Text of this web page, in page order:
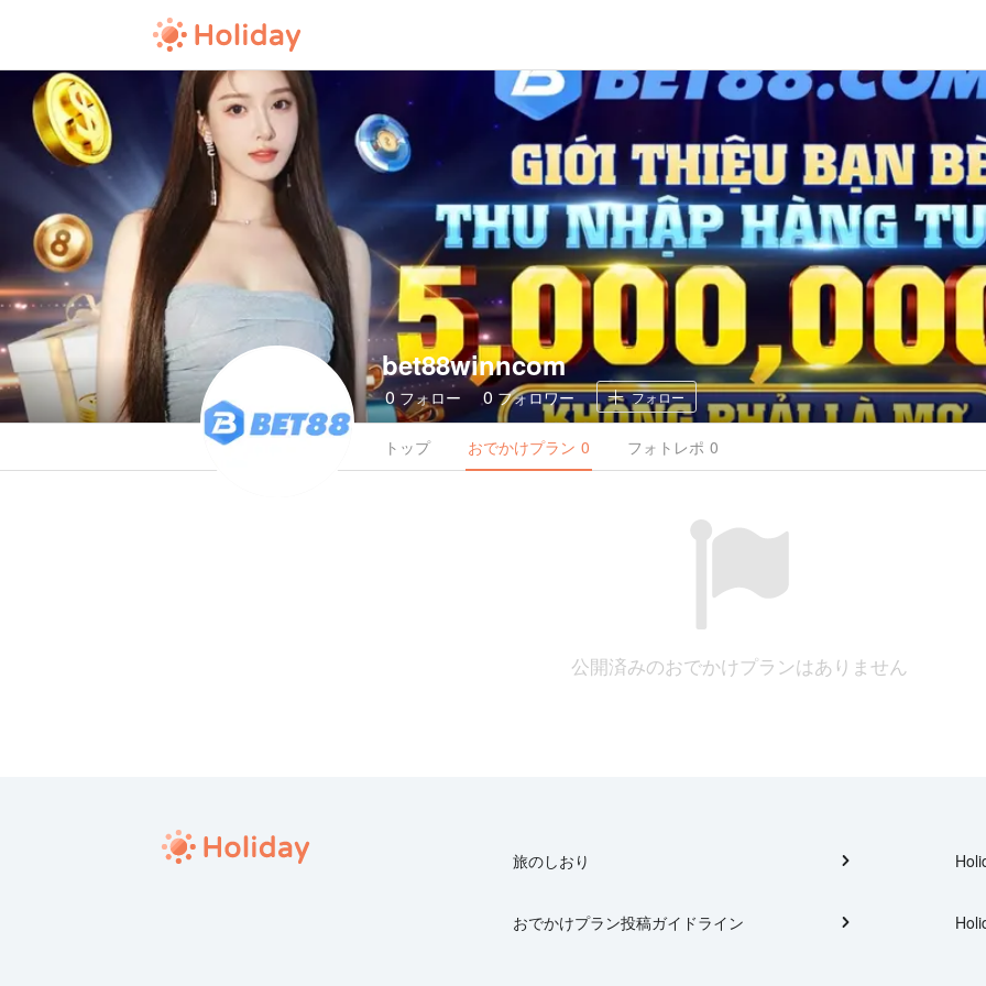
bet88winncom
0フォロー 0 フォロワー フォロー
トップ おでかけプラン 0 フォトレポ 0
公開済みのおでかけプランはありません
旅のしおり
おでかけプラン投稿ガイドライン